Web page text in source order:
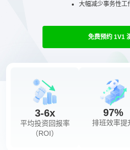
大幅减少事务性工
免费预约 1V1
3-6x
平均投资回报率
（ROI）
97%
排班效率提